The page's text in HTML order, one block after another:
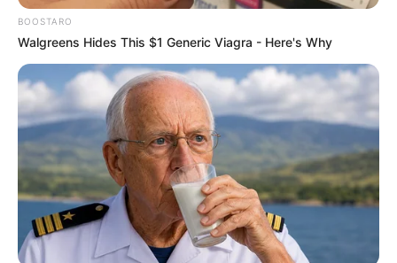
BOOSTARO
Walgreens Hides This $1 Generic Viagra - Here's Why